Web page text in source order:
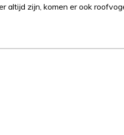
altijd zijn, komen er ook